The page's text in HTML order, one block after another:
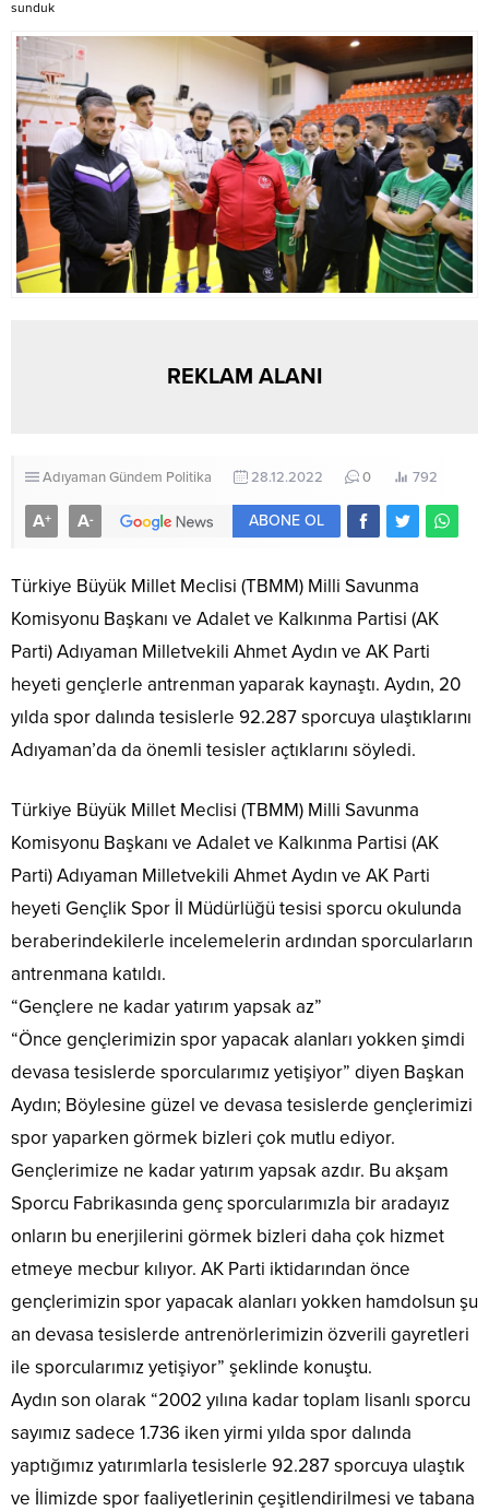
sunduk
REKLAM ALANI
AdıyamanGündem Politika 28.12.2022 0 792
A+ A- ABONE OL
Türkiye Büyük Millet Meclisi (TBMM) Milli Savunma
Komisyonu Başkanı ve Adalet ve Kalkınma Partisi (AK
Parti) Adıyaman Milletvekili Ahmet Aydın ve AK Parti
heyeti gençlerle antrenman yaparak kaynaştı. Aydın, 20
yılda spor dalında tesislerle 92.287 sporcuya ulaştıklarını
Adıyaman’da da önemli tesisler açtıklarını söyledi.
Türkiye Büyük Millet Meclisi (TBMM) Milli Savunma
Komisyonu Başkanı ve Adalet ve Kalkınma Partisi (AK
Parti) Adıyaman Milletvekili Ahmet Aydın ve AK Parti
heyeti Gençlik Spor İl Müdürlüğü tesisi sporcu okulunda
beraberindekilerle incelemelerin ardından sporcularların
antrenmana katıldı.
“Gençlere ne kadar yatırım yapsak az”
“Önce gençlerimizin spor yapacak alanları yokken şimdi
devasa tesislerde sporcularımız yetişiyor” diyen Başkan
Aydın; Böylesine güzel ve devasa tesislerde gençlerimizi
spor yaparken görmek bizleri çok mutlu ediyor.
Gençlerimize ne kadar yatırım yapsak azdır. Bu akşam
Sporcu Fabrikasında genç sporcularımızla bir aradayız
onların bu enerjilerini görmek bizleri daha çok hizmet
etmeye mecbur kılıyor. AK Parti iktidarından önce
gençlerimizin spor yapacak alanları yokken hamdolsun şu
an devasa tesislerde antrenörlerimizin özverili gayretleri
ile sporcularımız yetişiyor” şeklinde konuştu.
Aydın son olarak “2002 yılına kadar toplam lisanlı sporcu
sayımız sadece 1.736 iken yirmi yılda spor dalında
yaptığımız yatırımlarla tesislerle 92.287 sporcuya ulaştık
ve İlimizde spor faaliyetlerinin çeşitlendirilmesi ve tabana